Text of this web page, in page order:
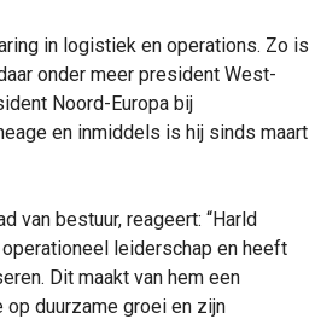
in logistiek en operations. Zo is
onder meer president West-
Noord-Europa bij
en inmiddels is hij sinds maart
van bestuur, reageert: “Harld
leiderschap en heeft
Dit maakt van hem een
duurzame groei en zijn